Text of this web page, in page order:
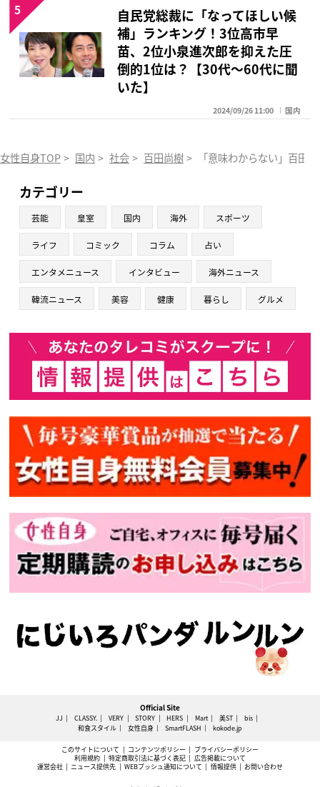
自民党総裁に「なってほしい候
補」ランキング！3位高市早
苗、2位小泉進次郎を抑えた圧
倒的1位は？【30代〜60代に聞
いた】
2024/09/26 11:00 国内
5
女性自身TOP > 国内 > 社会 > 百田尚樹 > 「意味わからない」百
カテゴリー
芸能 皇室 国内 海外 スポーツ
ライフ コミック コラム 占い
エンタメニュース インタビュー 海外ニュース
韓流ニュース 美容 健康 暮らし グルメ
Official Site
JJ CLASSY. VERY STORY HERS Mart 美ST
bis
和食スタイル
女性自身 SmartFLASH kokode.jp
このサイトについて コンテンツポリシー
プライバシーポリシー
利用規約
特定商取引法に基づく表記
広告掲載について
運営会社
ニュース提供先 WEBプッシュ通知について 情報提供 お問い合わせ